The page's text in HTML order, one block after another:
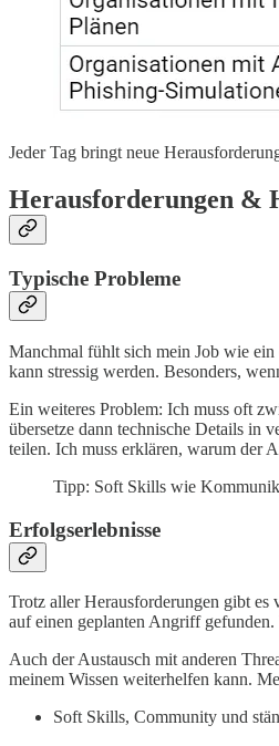
Jeder Tag bringt neue
Herausforderungen &
Typische Probleme
Manchmal fühlt sich mein Job wie ein
kann stressig werden. Besonders,
Ein weiteres Problem: Ich muss oft
übersetze dann technische Details in
teilen. Ich muss erklären, warum der
Tipp: Soft Skills wie
Erfolgserlebnisse
Trotz aller Herausforderungen gibt
auf einen geplanten Angriff
Auch der Austausch mit anderen
meinem Wissen weiterhelfen kann.
Soft Skills, Community und